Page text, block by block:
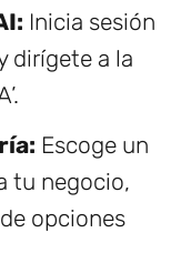
Inicia sesión
dirígete a la
Escoge un
tu negocio,
opciones